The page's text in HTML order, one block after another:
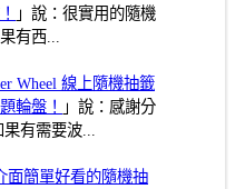
」說：很實用的隨機
有西...
Wheel 線上隨機抽籤
輪盤！
」說：感謝分
有需要波...
面簡單好看的隨機抽